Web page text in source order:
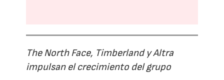
The North Face, Timberland y Altra
impulsan el crecimiento del grupo